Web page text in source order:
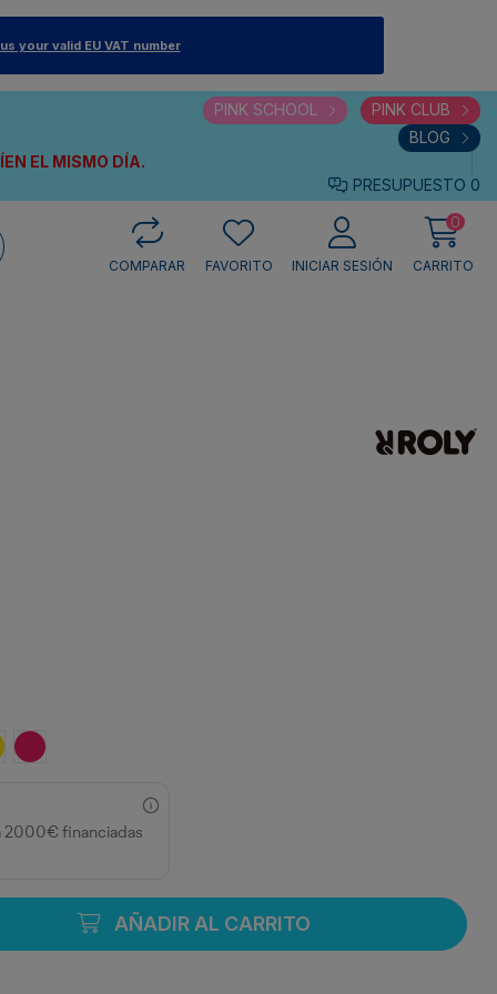
your valid EU VAT number
EL MISMO DÍA.
PINK SCHOOL
PINK CLUB
BLOG
PRESUPUESTO 0
COMPARAR
FAVORITO INICIAR SESIÓN
0
CARRITO
FUCSIA
2000€ financiadas
AÑADIR AL CARRITO